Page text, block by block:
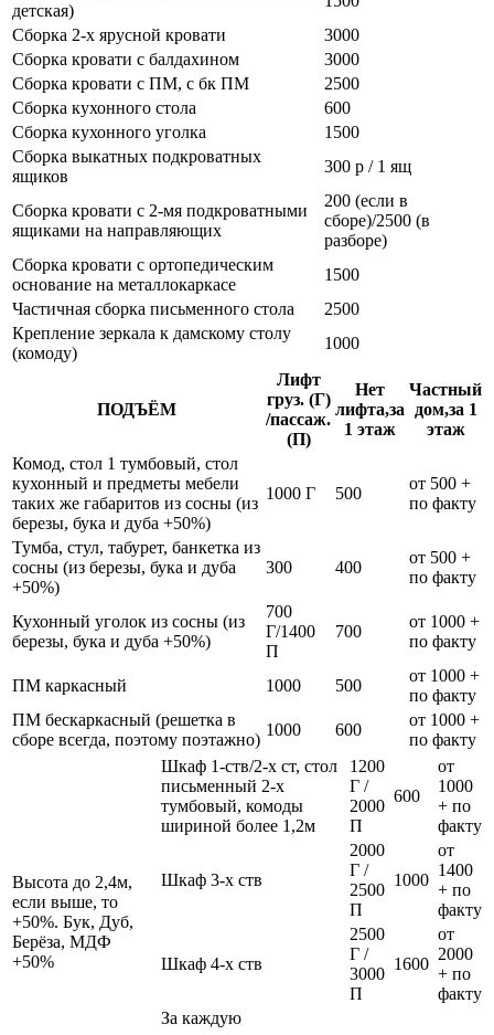
детская)
Сборка 2-х ярусной кровати
3000
Сборка кровати с балдахином
3000
Сборка кровати с ПМ, с бк ПМ
2500
Сборка кухонного стола
600
Сборка кухонного уголка
1500
Сборка выкатных подкроватных
ящиков
300 р / 1 ящ
Сборка кровати с 2-мя подкроватными
ящиками на направляющих
200 (если в
сборе)/2500 (в
разборе)
Сборка кровати с ортопедическим
основание на металлокаркасе
1500
Частичная сборка письменного стола
2500
Крепление зеркала к дамскому столу
(комоду)
1000
ПОДЪЁМ
Лифт
груз. (Г)
/пассаж.
(П)
Нет
лифта,за
1 этаж
Частный
дом,за 1
этаж
Комод, стол 1 тумбовый, стол
кухонный и предметы мебели
таких же габаритов из сосны (из
березы, бука и дуба +50%)
1000 Г 500
от 500 +
по факту
Тумба, стул, табурет, банкетка из
сосны (из березы, бука и дуба
+50%)
300 400
от 500 +
по факту
Кухонный уголок из сосны (из
березы, бука и дуба +50%)
700
Г/1400
П
700
от 1000 +
по факту
ПМ каркасный 1000 500
от 1000 +
по факту
ПМ бескаркасный (решетка в
сборе всегда, поэтому поэтажно)
1000 600
от 1000 +
по факту
Высота до 2,4м,
если выше, то
+50%. Бук, Дуб,
Берёза, МДФ
+50%
Шкаф 1-ств/2-х ст, стол
письменный 2-х
тумбовый, комоды
шириной более 1,2м
1200
Г /
2000
П
600
от
1000
+ по
факту
Шкаф 3-х ств
2000
Г /
2500
П
1000
от
1400
+ по
факту
Шкаф 4-х ств
2500
Г /
3000
П
1600
от
2000
+ по
факту
За каждую